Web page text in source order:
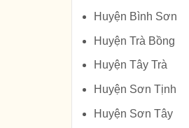
Huyện Bình Sơn
Huyện Trà Bồng
Huyện Tây Trà
Huyện Sơn Tịnh
Huyện Sơn Tây